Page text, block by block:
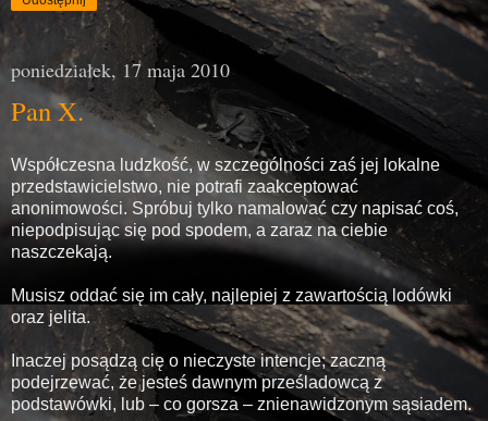
poniedziałek, 17 maja 2010
Pan X.
Współczesna ludzkość, w szczególności zaś jej lokalne
przedstawicielstwo, nie potrafi zaakceptować
anonimowości. Spróbuj tylko namalować czy napisać coś,
niepodpisując się pod spodem, a zaraz na ciebie
naszczekają.
Musisz oddać się im cały, najlepiej z zawartością lodówki
oraz jelita.
Inaczej posądzą cię o nieczyste intencje; zaczną
podejrzewać, że jesteś dawnym prześladowcą z
podstawówki, lub – co gorsza – znienawidzonym sąsiadem.